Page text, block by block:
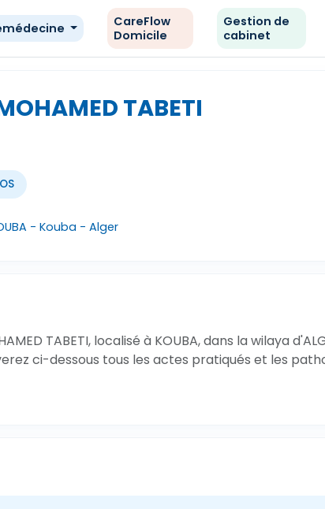
CareFlow
Domicile
Gestion de
cabinet
TABETI
- Kouba - Alger
TABETI, localisé à KOUBA, dans la wilaya
ci-dessous tous les actes pratiqués et les